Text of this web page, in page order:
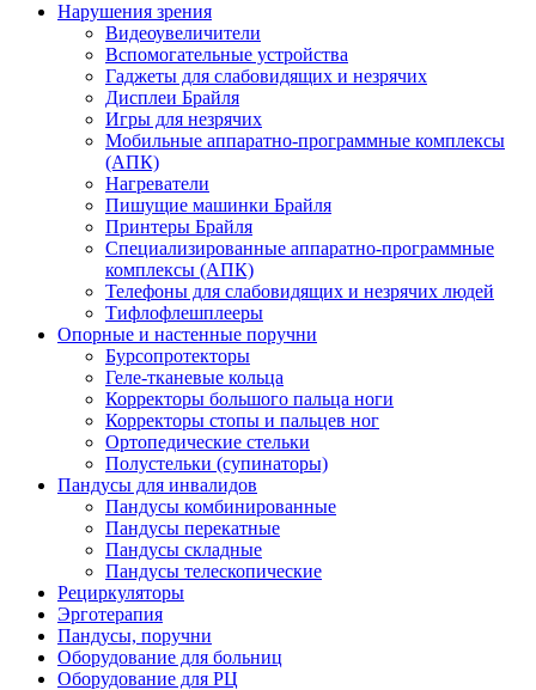
Нарушения зрения
Видеоувеличители
Вспомогательные устройства
Гаджеты для слабовидящих и незрячих
Дисплеи Брайля
Игры для незрячих
Мобильные аппаратно-программные комплексы
(АПК)
Нагреватели
Пишущие машинки Брайля
Принтеры Брайля
Специализированные аппаратно-программные
комплексы (АПК)
Телефоны для слабовидящих и незрячих людей
Тифлофлешплееры
Опорные и настенные поручни
Бурсопротекторы
Геле-тканевые кольца
Корректоры большого пальца ноги
Корректоры стопы и пальцев ног
Ортопедические стельки
Полустельки (супинаторы)
Пандусы для инвалидов
Пандусы комбинированные
Пандусы перекатные
Пандусы складные
Пандусы телескопические
Рециркуляторы
Эрготерапия
Пандусы, поручни
Оборудование для больниц
Оборудование для РЦ